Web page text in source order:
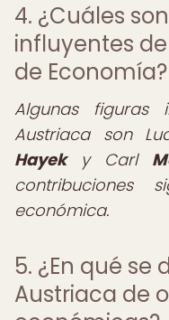
4. ¿Cuáles
influyentes
de Economía?
Algunas figuras
Austriaca son
Hayeky Carl
contribuciones
económica.
5. ¿En qué se
Austriaca de